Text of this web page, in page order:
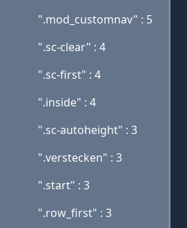
".mod_customnav" : 5
".sc-clear" : 4
".sc-first" : 4
".inside" : 4
".sc-autoheight" : 3
".verstecken" : 3
".start" : 3
".row_first" : 3